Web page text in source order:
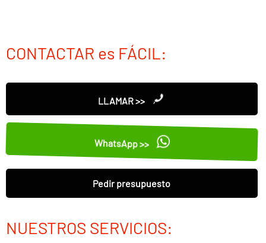
CONTACTAR es FÁCIL:
LLAMAR >>
WhatsApp >>
Pedir presupuesto
NUESTROS SERVICIOS: